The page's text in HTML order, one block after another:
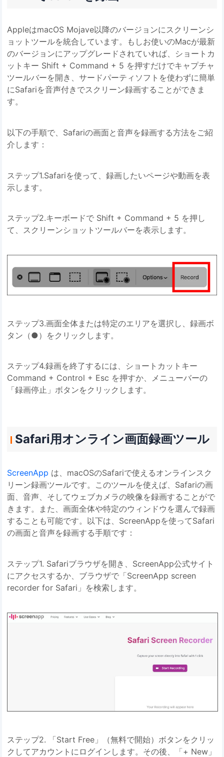
AppleはmacOS Mojave以降のバージョンにスクリーンシ
ョットツールを統合しています。もしお使いのMacが最新
のバージョンにアップグレードされていれば、ショートカ
ットキー Shift + Command + 5 を押すだけでキャプチャ
ツールバーを開き、サードパーティソフトを使わずに簡単
にSafariを音声付きでスクリーン録画することができま
す。
以下の手順で、Safariの画面と音声を録画する方法をご紹
介します：
ステップ1.Safariを使って、録画したいページや動画を表
示します。
ステップ2.キーボードで Shift + Command + 5 を押し
て、スクリーンショットツールバーを表示します。
ステップ3.画面全体または特定のエリアを選択し、録画ボ
タン（●）をクリックします。
ステップ4.録画を終了するには、ショートカットキー
Command + Control + Esc を押すか、メニューバーの
「録画停止」ボタンをクリックします。
Safari用オンライン画面録画ツール
ScreenApp は、macOSのSafariで使えるオンラインスク
リーン録画ツールです。このツールを使えば、Safariの画
面、音声、そしてウェブカメラの映像を録画することがで
きます。また、画面全体や特定のウィンドウを選んで録画
することも可能です。以下は、ScreenAppを使ってSafari
の画面と音声を録画する手順です：
ステップ1. Safariブラウザを開き、ScreenApp公式サイト
にアクセスするか、ブラウザで「ScreenApp screen
recorder for Safari」を検索します。
ステップ2. 「Start Free」（無料で開始）ボタンをクリッ
クしてアカウントにログインします。その後、「+ New」